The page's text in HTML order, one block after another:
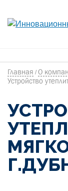
Главная / О
Устройство